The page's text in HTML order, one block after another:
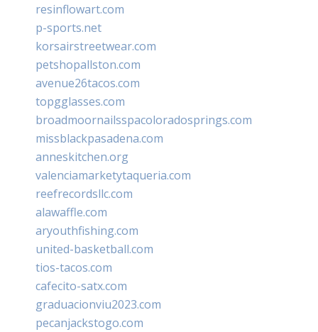
resinflowart.com
p-sports.net
korsairstreetwear.com
petshopallston.com
avenue26tacos.com
topgglasses.com
broadmoornailsspacoloradosprings.com
missblackpasadena.com
anneskitchen.org
valenciamarketytaqueria.com
reefrecordsllc.com
alawaffle.com
aryouthfishing.com
united-basketball.com
tios-tacos.com
cafecito-satx.com
graduacionviu2023.com
pecanjackstogo.com